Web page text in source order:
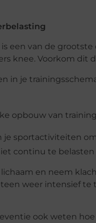
een van de grootste
knee. Voorkom dit
in je
opbouw van
je sportactiviteiten
continu te belasten
lichaam en neem
weer intensief te
ook weten hoe